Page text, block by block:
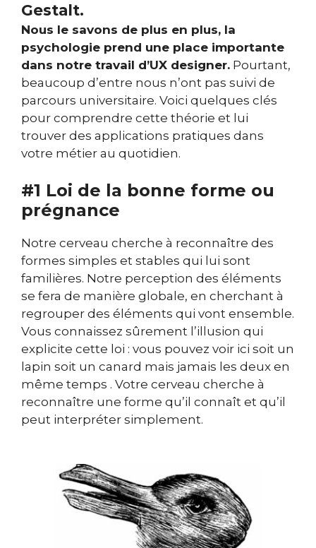
Gestalt.
Nous le savons de plus en plus, la
psychologie prend une place importante
dans notre travail d’UX designer. Pourtant,
beaucoup d’entre nous n’ont pas suivi de
parcours universitaire. Voici quelques clés
pour comprendre cette théorie et lui
trouver des applications pratiques dans
votre métier au quotidien.
#1 Loi de la bonne forme ou
prégnance
Notre cerveau cherche à reconnaître des
formes simples et stables qui lui sont
familières. Notre perception des éléments
se fera de manière globale, en cherchant à
regrouper des éléments qui vont ensemble.
Vous connaissez sûrement l’illusion qui
explicite cette loi : vous pouvez voir ici soit un
lapin soit un canard mais jamais les deux en
même temps . Votre cerveau cherche à
reconnaître une forme qu’il connaît et qu’il
peut interpréter simplement.